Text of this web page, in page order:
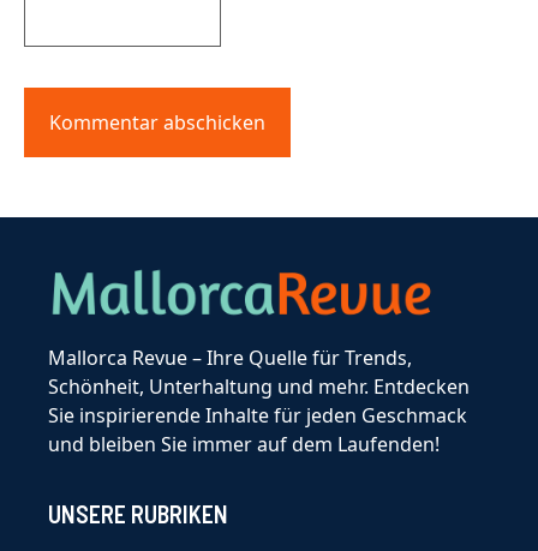
Mallorca Revue – Ihre Quelle für Trends,
Schönheit, Unterhaltung und mehr. Entdecken
Sie inspirierende Inhalte für jeden Geschmack
und bleiben Sie immer auf dem Laufenden!
UNSERE RUBRIKEN